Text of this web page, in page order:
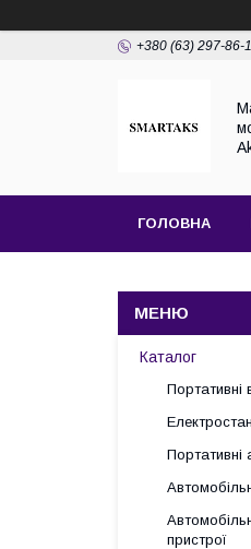
+380 (63) 297-86-
ГОЛОВНА
Каталог
Портативні
Портативні
пристрої